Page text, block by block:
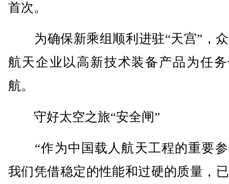
首次。
为确保新乘组顺利进驻“天宫”，
航天企业以高新技术装备产品为任
航。
守好太空之旅“安全闸”
“作为中国载人航天工程的重要参
我们凭借稳定的性能和过硬的质量，